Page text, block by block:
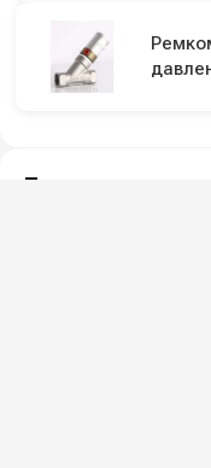
Подпишитесь на